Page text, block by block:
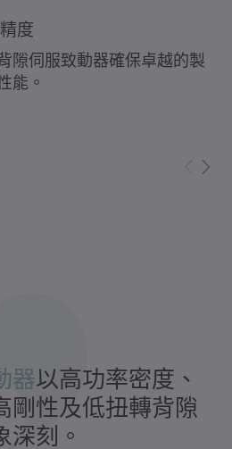
度
隙伺服致動器確保卓越的製
能。
器以高功率密度、
剛性及低扭轉背隙
深刻。